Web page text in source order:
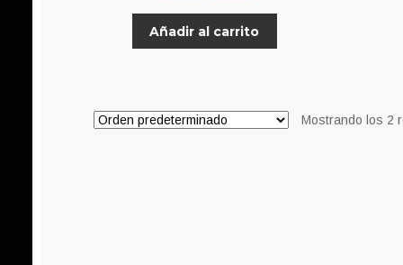
precio
original
precio
actual
Añadir al carrito
Mostrando los 2